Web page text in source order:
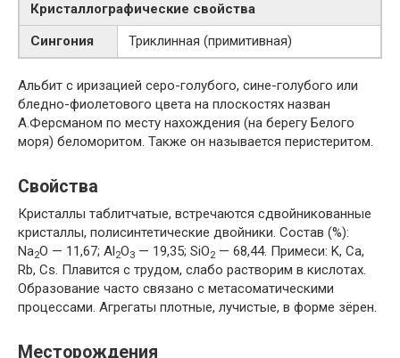
Кристаллографические свойства
Сингония
Триклинная (примитивная)
Альбит с иризацией серо-голубого, сине-голубого или
бледно-фиолетового цвета на плоскостях назван
А.Ферсманом по месту нахождения (на берегу Белого
моря) беломоритом. Также он называется перистеритом.
Свойства
Кристаллы таблитчатые, встречаются сдвойникованные
кристаллы, полисинтетические двойники. Состав (%):
Na2О — 11,67; Al2О3 — 19,35; SiO2 — 68,44. Примеси: K, Ca,
Rb, Cs. Плавится с трудом, слабо растворим в кислотах.
Образование часто связано с метасоматическими
процессами. Агрегаты плотные, лучистые, в форме зёрен.
Месторождения